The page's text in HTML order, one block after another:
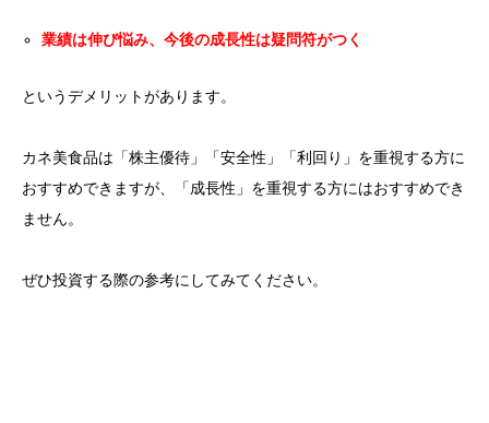
業績は伸び悩み、今後の成長性は疑問符がつく
というデメリットがあります。
カネ美食品は「株主優待」「安全性」「利回り」を重視する方に
おすすめできますが、「成長性」を重視する方にはおすすめでき
ません。
ぜひ投資する際の参考にしてみてください。